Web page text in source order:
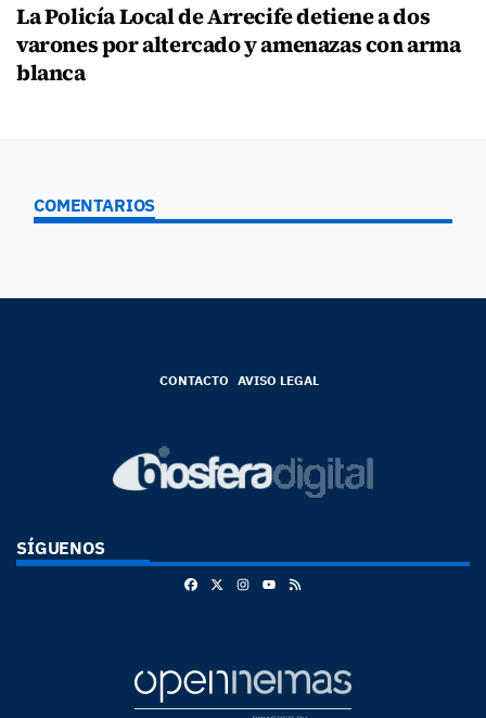
La Policía Local de Arrecife detiene a dos
varones por altercado y amenazas con arma
blanca
COMENTARIOS
CONTACTO AVISO LEGAL
SÍGUENOS
FacebookInstagram